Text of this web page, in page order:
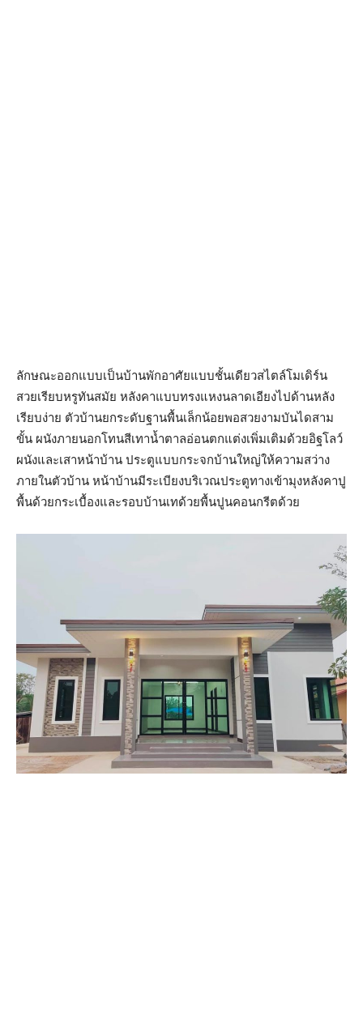
ลักษณะออกแบบเป็นบ้านพักอาศัยแบบชั้นเดียวสไตล์โมเดิร์น
สวยเรียบหรูทันสมัย หลังคาแบบทรงแหงนลาดเอียงไปด้านหลัง
เรียบง่าย ตัวบ้านยกระดับฐานพื้นเล็กน้อยพอสวยงามบันไดสาม
ขั้น ผนังภายนอกโทนสีเทาน้ำตาลอ่อนตกแต่งเพิ่มเติมด้วยอิฐโลว์
ผนังและเสาหน้าบ้าน ประตูแบบกระจกบ้านใหญ่ให้ความสว่าง
ภายในตัวบ้าน หน้าบ้านมีระเบียงบริเวณประตูทางเข้ามุงหลังคาปู
พื้นด้วยกระเบื้องและรอบบ้านเทด้วยพื้นปูนคอนกรีตด้วย